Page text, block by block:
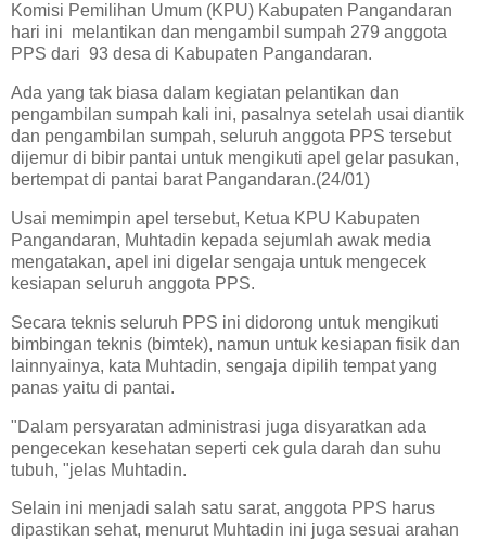
Komisi Pemilihan Umum (KPU) Kabupaten Pangandaran
hari ini melantikan dan mengambil sumpah 279 anggota
PPS dari 93 desa di Kabupaten Pangandaran.
Ada yang tak biasa dalam kegiatan pelantikan dan
pengambilan sumpah kali ini, pasalnya setelah usai diantik
dan pengambilan sumpah, seluruh anggota PPS tersebut
dijemur di bibir pantai untuk mengikuti apel gelar pasukan,
bertempat di pantai barat Pangandaran.(24/01)
Usai memimpin apel tersebut, Ketua KPU Kabupaten
Pangandaran, Muhtadin kepada sejumlah awak media
mengatakan, apel ini digelar sengaja untuk mengecek
kesiapan seluruh anggota PPS.
Secara teknis seluruh PPS ini didorong untuk mengikuti
bimbingan teknis (bimtek), namun untuk kesiapan fisik dan
lainnyainya, kata Muhtadin, sengaja dipilih tempat yang
panas yaitu di pantai.
"Dalam persyaratan administrasi juga disyaratkan ada
pengecekan kesehatan seperti cek gula darah dan suhu
tubuh, "jelas Muhtadin.
Selain ini menjadi salah satu sarat, anggota PPS harus
dipastikan sehat, menurut Muhtadin ini juga sesuai arahan